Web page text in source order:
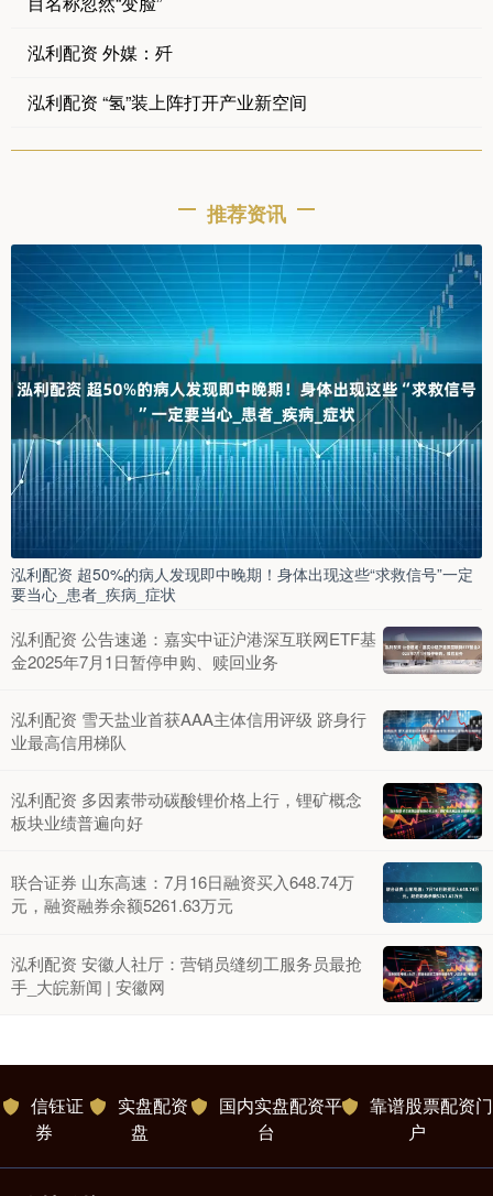
泓利配资 外媒：歼
泓利配资 “氢”装上阵打开产业新空间
推荐资讯
泓利配资 超50%的病人发现即中晚期！身体出现这些“求救信号”一定
要当心_患者_疾病_症状
泓利配资 公告速递：嘉实中证沪港深互联网ETF基
金2025年7月1日暂停申购、赎回业务
泓利配资 雪天盐业首获AAA主体信用评级 跻身行
业最高信用梯队
泓利配资 多因素带动碳酸锂价格上行，锂矿概念
板块业绩普遍向好
联合证券 山东高速：7月16日融资买入648.74万
元，融资融券余额5261.63万元
泓利配资 安徽人社厅：营销员缝纫工服务员最抢
手_大皖新闻 | 安徽网
信钰证
券
实盘配资
盘
国内实盘配资平
台
靠谱股票配资门
户